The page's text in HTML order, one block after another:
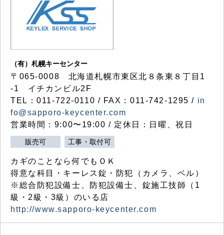
（有）札幌キーセンター
〒065-0008 北海道札幌市東区北８条東８丁目1
-1 イチカンビル2F
TEL：011-722-0110 / FAX：011-742-1295 / in
fo@sapporo-keycenter.com
営業時間：9:00〜19:00 / 定休日：日曜、祝日
販売可 工事・取付可
カギのことなら何でもＯＫ
得意な科目・キーレス錠・防犯（カメラ、ベル）
※総合防犯設備士、防犯設備士、錠施工技師（1
級・2級・3級）のいる店
http://www.sapporo-keycenter.com